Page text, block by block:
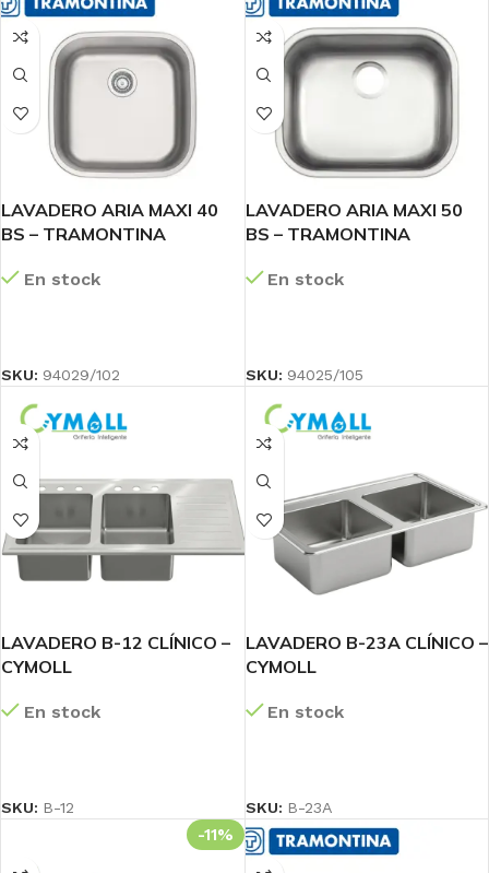
LAVADERO ARIA MAXI 40
BS – TRAMONTINA
En stock
SKU: 94029/102
LAVADERO ARIA MAXI 50
BS – TRAMONTINA
En stock
SKU: 94025/105
LAVADERO B-12 CLÍNICO –
CYMOLL
En stock
SKU: B-12
LAVADERO B-23A CLÍNICO –
CYMOLL
En stock
SKU: B-23A
-11%